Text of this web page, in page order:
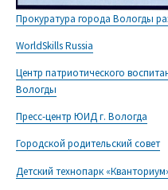
Прокуратура города Вологды
WorldSkills Russia
Центр патриотического
Вологды
Пресс-центр ЮИД г. Вологда
Городской родительский совет
Детский технопарк